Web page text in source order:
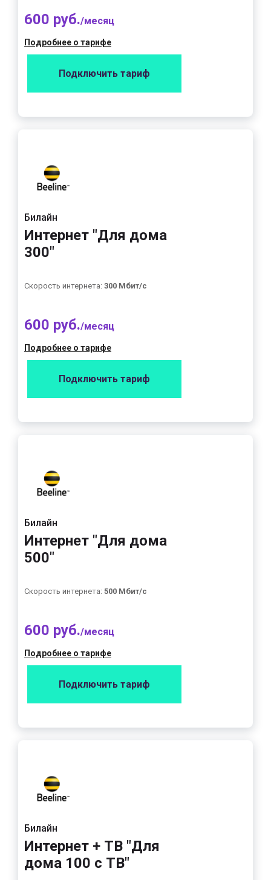
600 руб./месяц
Подробнее о тарифе
Подключить тариф
Билайн
Интернет "Для дома
300"
Скорость интернета: 300 Мбит/с
600 руб./месяц
Подробнее о тарифе
Подключить тариф
Билайн
Интернет "Для дома
500"
Скорость интернета: 500 Мбит/с
600 руб./месяц
Подробнее о тарифе
Подключить тариф
Билайн
Интернет + ТВ "Для
дома 100 с ТВ"